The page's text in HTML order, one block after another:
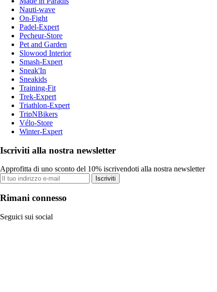
Nauti-wave
On-Fight
Padel-Expert
Pecheur-Store
Pet and Garden
Slowood Interior
Smash-Expert
Sneak'In
Sneakids
Training-Fit
Trek-Expert
Triathlon-Expert
TripNBikers
Vélo-Store
Winter-Expert
Iscriviti alla nostra newsletter
Approfitta di uno sconto del 10% iscrivendoti alla nostra newsletter
Iscriviti
Rimani connesso
Seguici sui social